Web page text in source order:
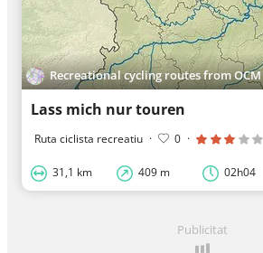
Recreational cycling routes from OCM
Lass mich nur touren
Ruta ciclista recreatiu · 0 ·
31,1 km 409 m 02h04
Publicitat